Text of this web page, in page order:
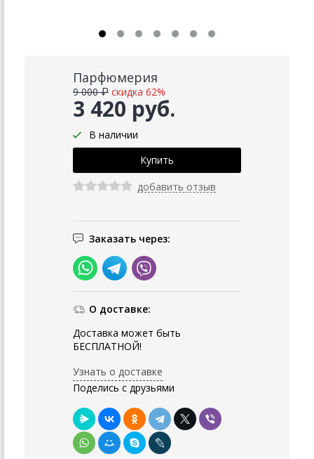
Парфюмерия
3 420 руб.
9 000 ₽ скидка 62%
В наличии
добавить отзыв
Заказать через:
О доставке:
Доставка может быть
БЕСПЛАТНОЙ!
Узнать о доставке
Поделись с друзьями